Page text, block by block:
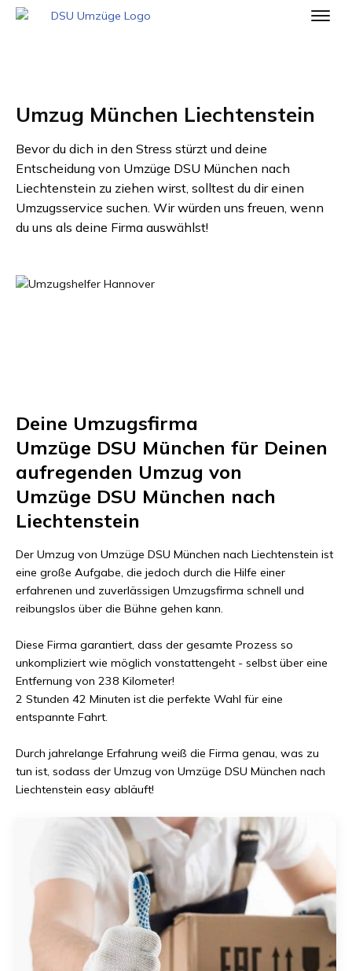
Umzug München Liechtenstein
Bevor du dich in den Stress stürzt und deine
Entscheidung von Umzüge DSU München nach
Liechtenstein zu ziehen wirst, solltest du dir einen
Umzugsservice suchen. Wir würden uns freuen, wenn
du uns als deine Firma auswählst!
Deine Umzugsfirma
Umzüge DSU München für Deinen
aufregenden Umzug von
Umzüge DSU München nach
Liechtenstein
Der Umzug von Umzüge DSU München nach Liechtenstein ist
eine große Aufgabe, die jedoch durch die Hilfe einer
erfahrenen und zuverlässigen Umzugsfirma schnell und
reibungslos über die Bühne gehen kann.
Diese Firma garantiert, dass der gesamte Prozess so
unkompliziert wie möglich vonstattengeht - selbst über eine
Entfernung von 238 Kilometer!
2 Stunden 42 Minuten ist die perfekte Wahl für eine
entspannte Fahrt.
Durch jahrelange Erfahrung weiß die Firma genau, was zu
tun ist, sodass der Umzug von Umzüge DSU München nach
Liechtenstein easy abläuft!